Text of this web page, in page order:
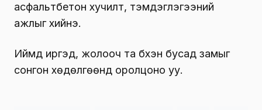
асфальтбетон хучилт, тэмдэглэгээний
ажлыг хийнэ.
Иймд иргэд, жолооч та бүхэн бусад замыг
сонгон хөдөлгөөнд оролцоно уу.